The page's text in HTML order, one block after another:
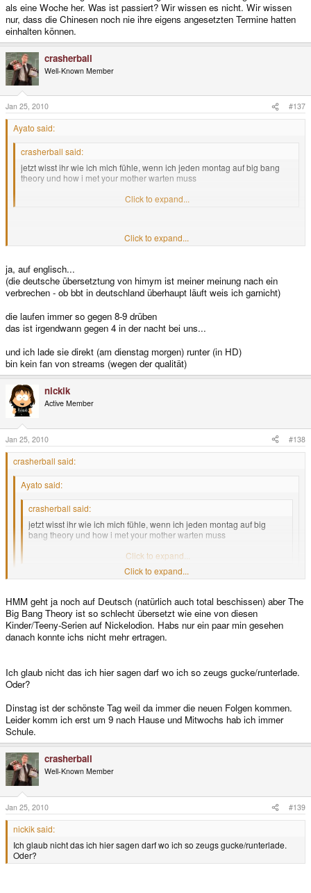
als eine Woche her. Was ist passiert? Wir wissen es nicht. Wir wissen
nur, dass die Chinesen noch nie ihre eigens angesetzten Termine hatten
einhalten können.
crasherball
Well-Known Member
Jan 25, 2010 #137
Ayato said:
crasherball said:
jetzt wisst ihr wie ich mich fühle, wenn ich jeden montag auf big bang
theory und how i met your mother warten muss
Click to expand...
Ich gebe zu es hat überhaupt nix mit dem Tread zutuhen aber als Fan von
den beiden Serien muss ich fragen guckst du die immer auf Englisch auf ein
Click to expand...
ja, auf englisch...
(die deutsche übersetztung von himym ist meiner meinung nach ein
verbrechen - ob bbt in deutschland überhaupt läuft weis ich garnicht)
die laufen immer so gegen 8-9 drüben
das ist irgendwann gegen 4 in der nacht bei uns...
und ich lade sie direkt (am dienstag morgen) runter (in HD)
bin kein fan von streams (wegen der qualität)
nickik
Active Member
Jan 25, 2010 #138
crasherball said:
Ayato said:
crasherball said:
jetzt wisst ihr wie ich mich fühle, wenn ich jeden montag auf big
bang theory und how i met your mother warten muss
montag amizeit = dienstagClick to expand...
von den beiden Serien muss ich fragen guckst du die immer auf
Englisch auf ein Internet Sender und wenn ja auf welchen ?
ja, auf englisch...
(die deutsche übersetztung von himym ist meiner meinung nach ein
verbrechen - ob bbt in deutschland überhaupt läuft weis ich garnicht)
das ist irgendwann gegen 4 in der nacht bei uns...
bin kein fan von streams (wegen der qualität)
Click to expand...
HMM geht ja noch auf Deutsch (natürlich auch total beschissen) aber The
Big Bang Theory ist so schlecht übersetzt wie eine von diesen
Kinder/Teeny-Serien auf Nickelodion. Habs nur ein paar min gesehen
danach konnte ichs nicht mehr ertragen.
Ich glaub nicht das ich hier sagen darf wo ich so zeugs gucke/runterlade.
Oder?
Dinstag ist der schönste Tag weil da immer die neuen Folgen kommen.
Leider komm ich erst um 9 nach Hause und Mitwochs hab ich immer
Schule.
crasherball
Well-Known Member
Jan 25, 2010 #139
nickik said:
Ich glaub nicht das ich hier sagen darf wo ich so zeugs gucke/runterlade.
Oder?